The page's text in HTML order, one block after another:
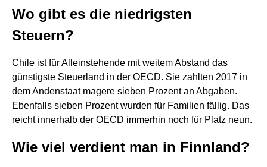
Wo gibt es die niedrigsten
Steuern?
Chile ist für Alleinstehende mit weitem Abstand das
günstigste Steuerland in der OECD. Sie zahlten 2017 in
dem Andenstaat magere sieben Prozent an Abgaben.
Ebenfalls sieben Prozent wurden für Familien fällig. Das
reicht innerhalb der OECD immerhin noch für Platz neun.
Wie viel verdient man in Finnland?